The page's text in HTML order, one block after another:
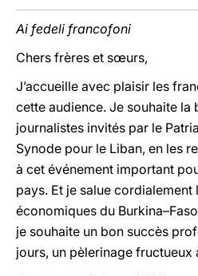
Ai fedeli francofoni
Chers frères et sœurs,
J’accueille avec plaisir les
cette audience. Je souhaite la
journalistes invités par le
Synode pour le Liban, en les
à cet événement important
pays. Et je salue cordialement
économiques du
je souhaite un bon succès
jours, un pèlerinage fructueux